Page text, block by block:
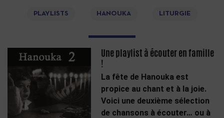
PLAYLISTS HANOUKA LITURGIE
Une playlist à écouter en famille
!
La fête de Hanouka est
propice au chant et à la joie.
Voici une deuxième sélection
de chansons à écouter… ou à